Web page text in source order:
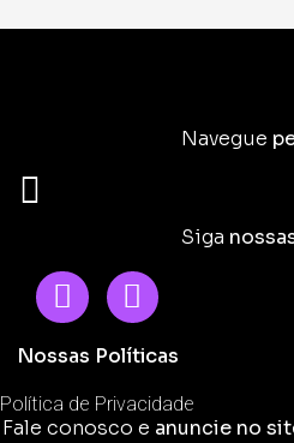
Navegue
Siga
Nossas Políticas
Política de Privacidade
Fale conosco e anuncie no